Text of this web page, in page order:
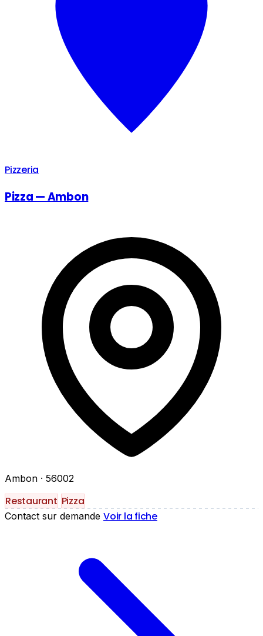
Pizzeria
Pizza — Ambon
Ambon · 56002
Restaurant Pizza
Contact sur demande Voir la fiche